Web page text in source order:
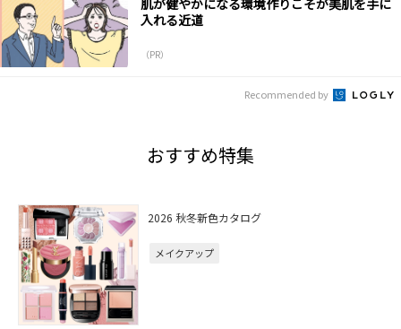
入れる近道
（PR）
Recommended by
おすすめ特集
2026 秋冬新色カタログ
メイクアップ